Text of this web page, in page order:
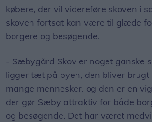
købere, der vil videreføre skoven i
skoven fortsat kan være til glæde
borgere og besøgende.
- Sæbygård Skov er noget ganske
ligger tæt på byen, den bliver brugt
mange mennesker, og den er en
der gør Sæby attraktiv for både
og besøgende. Det har været